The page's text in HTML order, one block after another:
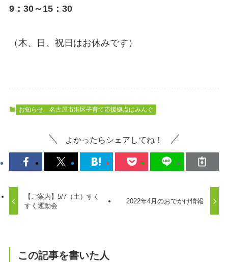
9：30～15：30
（木、日、祝日はお休みです）
お知らせ 名古屋市港区子育て応援拠点はみんぐ
よかったらシェアしてね！
【ご案内】5/7（土）すく
すく運動会
2022年4月のおでかけ情報
この記事を書いた人